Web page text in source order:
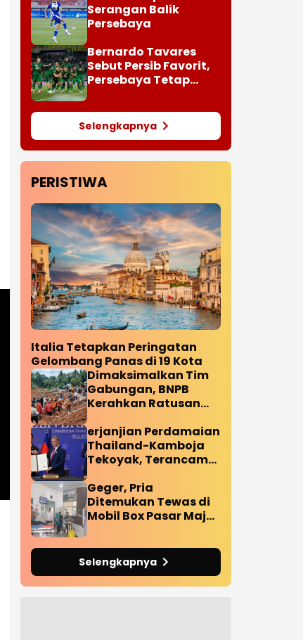
Serangan Balik
Persebaya
Bernardo Tavares
Sebut Persib Favorit,
Persebaya Tetap
Selengkapnya
PERISTIWA
Italia Tetapkan Peringatan
Gelombang Panas di 19 Kota
Dimaksimalkan Tim
Gabungan, BNPB
Kerahkan Ratusan
Korban Longsor
Cilacap
erjanjian Perdamaian
Thailand-Kamboja
Tekoyak, Terancam
Ranjau Darat
Diperbatasan
Geger, Pria
Ditemukan Tewas di
Mobil Box Pasar Maja
Selengkapnya